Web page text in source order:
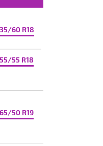
60 R18
55 R18
50 R19